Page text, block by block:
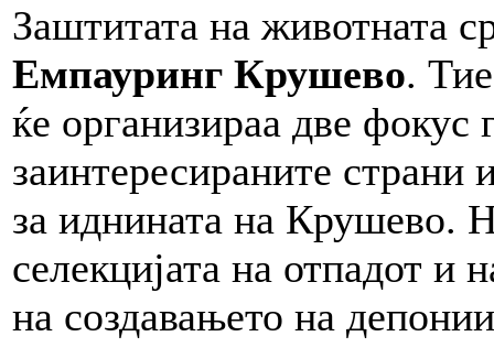
Заштитата на животната
Емпауринг Крушево.
ќе организираа две фокус
заинтересираните страни
за иднината на Крушево.
селекцијата на отпадот и
на создавањето на